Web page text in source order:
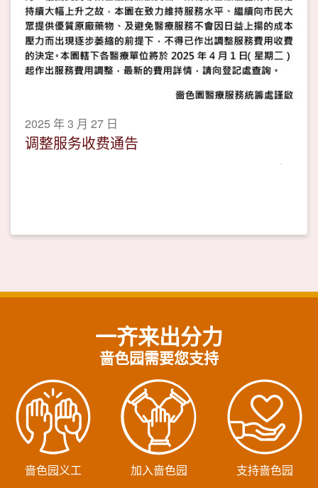
2025 年 3 月 27 日
调整服务收费通告
一齐来出分力
啬色园需要您支持
啬色园义工 加入啬色园 支持啬色园